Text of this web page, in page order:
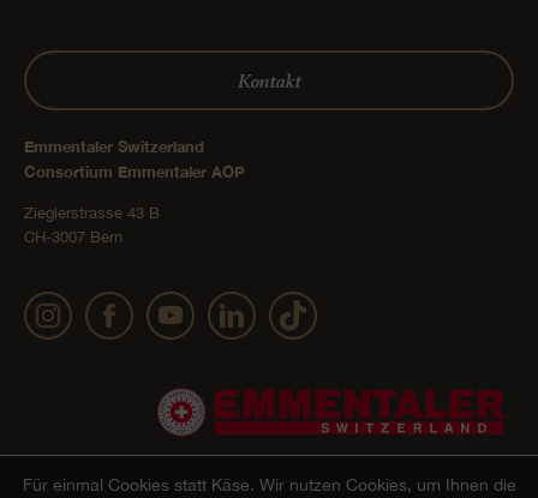
Kontakt
Emmentaler Switzerland
Consortium Emmentaler AOP
Zieglerstrasse 43 B
CH-3007 Bern
Für einmal Cookies statt Käse. Wir nutzen Cookies, um Ihnen die